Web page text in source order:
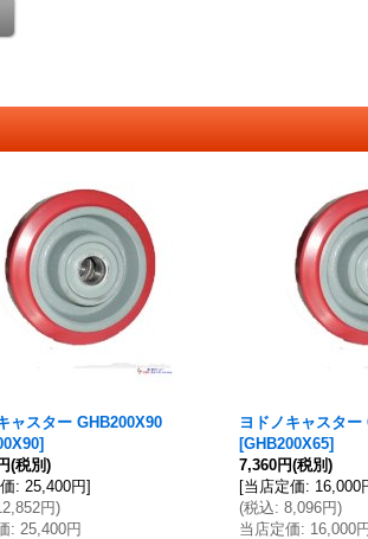
ャスター GHB200X90
]
(税別)
: 25,400円]
円)
: 25,400円
ヨドノキャスター
[GHB200X65]
7,360円(税別)
[当店定価: 16,000
(税込: 8,096円)
当店定価: 16,000円